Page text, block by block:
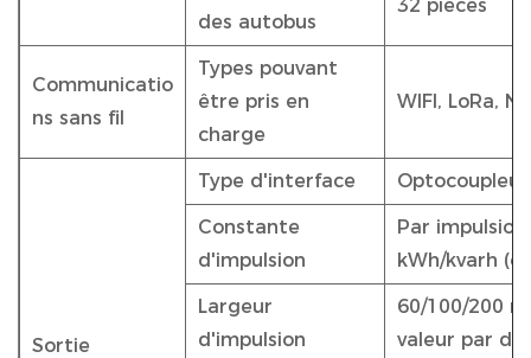
des autobus
32 pièces
Communicatio
ns sans fil
Types pouvant
être pris en
charge
WIFI, LoRa,
Sortie
Type d'interface
Constante
d'impulsion
Par
kWh/kvarh
Largeur
d'impulsion
60/100/200
valeur par